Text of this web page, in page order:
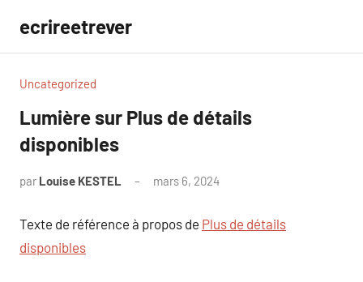
contenu
ecrireetrever
Uncategorized
Lumière sur Plus de détails
disponibles
par Louise KESTEL mars 6, 2024
Texte de référence à propos de Plus de détails
disponibles